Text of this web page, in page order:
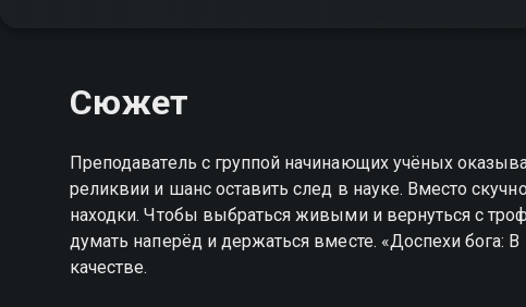
Сюжет
Преподаватель с группой начинающих учёных
реликвии и шанс оставить след в науке. Вместо
находки. Чтобы выбраться живыми и вернуться с
думать наперёд и держаться вместе. «Доспехи бога:
качестве.